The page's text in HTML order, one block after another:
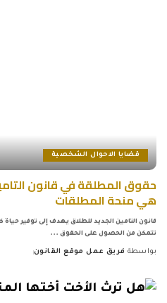
قضايا الاحوال الشخصية
هي منحة المطلقات
قانون التامين الجديد للطلاق يهدف إلى توفير
تتمكن من الحصول على الحقوق ...
Posted
بواسطة فريق عمل موقع القانون